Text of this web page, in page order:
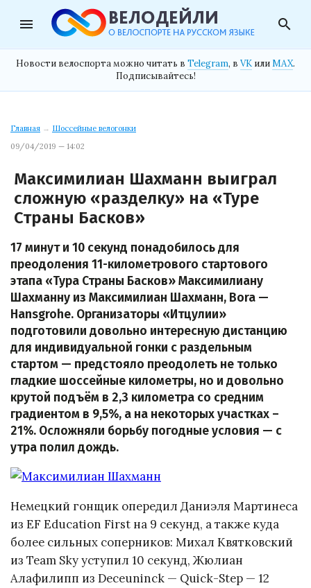
menu search
Новости велоспорта можно читать в Telegram, в VK илиMAX.
Подписывайтесь!
Главная → Шоссейные велогонки
09/04/2019 — 14:02
Максимилиан Шахманн выиграл
сложную «разделку» на «Туре
Страны Басков»
17 минут и 10 секунд понадобилось для
преодоления 11-километрового стартового
этапа «Тура Страны Басков» Максимилиану
Шахманну из Максимилиан Шахманн, Bora —
Hansgrohe. Организаторы «Итцулии»
подготовили довольно интересную дистанцию
для индивидуальной гонки с раздельным
стартом — предстояло преодолеть не только
гладкие шоссейные километры, но и довольно
крутой подъём в 2,3 километра со средним
градиентом в 9,5%, а на некоторых участках –
21%. Осложняли борьбу погодные условия — с
утра полил дождь.
Немецкий гонщик опередил Даниэля Мартинеса
из EF Education First на 9 секунд, а также куда
более сильных соперников: Михал Квятковский
из Team Sky уступил 10 секунд, Жюлиан
Алафилипп из Deceuninck — Quick-Step — 12